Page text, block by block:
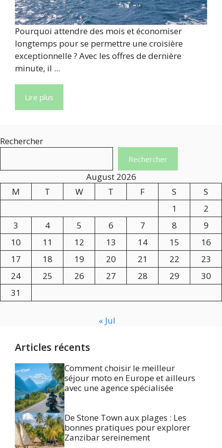
Pourquoi attendre des mois et économiser
longtemps pour se permettre une croisière
exceptionnelle ? Avec les offres de dernière
minute, il ...
Lire plus
Rechercher
Rechercher
August 2026
M
T W T F S
S
1
2
3
4 5 6 7 8
9
10
11 12 13 14 15
16
17
18 19 20 21 22
23
24
25 26 27 28 29
30
31
« Jul
Articles récents
Comment choisir le meilleur
séjour moto en Europe et ailleurs
avec une agence spécialisée
De Stone Town aux plages : Les
bonnes pratiques pour explorer
Zanzibar sereinement